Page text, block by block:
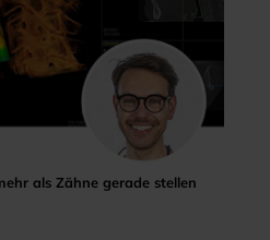
als Zähne gerade stellen